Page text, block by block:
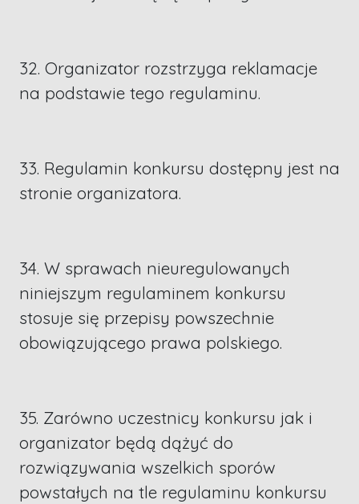
32. Organizator rozstrzyga reklamacje
na podstawie tego regulaminu.
33. Regulamin konkursu dostępny jest na
stronie organizatora.
34. W sprawach nieuregulowanych
niniejszym regulaminem konkursu
stosuje się przepisy powszechnie
obowiązującego prawa polskiego.
35. Zarówno uczestnicy konkursu jak i
organizator będą dążyć do
rozwiązywania wszelkich sporów
powstałych na tle regulaminu konkursu